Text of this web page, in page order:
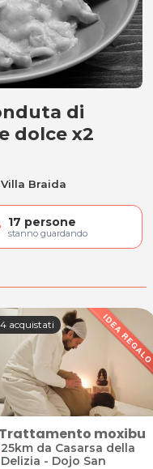
di
di
dolce x2
Braida
17 persone
stanno guardando
Individuale o
acquistati
Trattamento
25km da Casarsa della
Delizia - Dojo San